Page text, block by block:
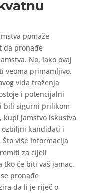
pomaže
da pronađe
No, iako ovaj
veoma primamljivo,
vida traženja
i potencijalni
bili sigurni prilikom
kupi jamstvo iskustva
ozbiljni kandidati i
više informacija
za cijeli
tko će biti vaš jamac.
pronađe
da li je riječ o